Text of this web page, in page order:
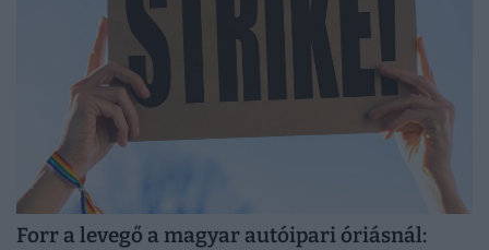
Forr a levegő a magyar autóipari óriásnál: